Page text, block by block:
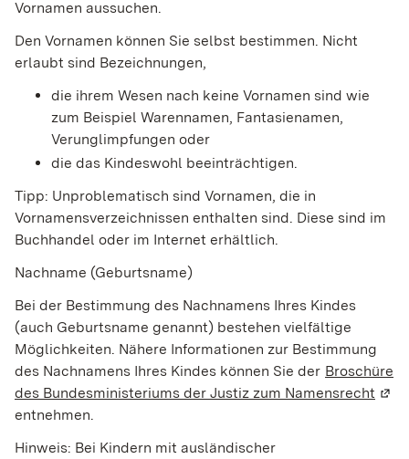
Vornamen aussuchen.
Den Vornamen können Sie selbst bestimmen. Nicht
erlaubt sind Bezeichnungen,
die ihrem Wesen nach keine Vornamen sind wie
zum Beispiel Warennamen, Fantasienamen,
Verunglimpfungen oder
die das Kindeswohl beeinträchtigen.
Tipp: Unproblematisch sind Vornamen, die in
Vornamensverzeichnissen enthalten sind. Diese sind im
Buchhandel oder im Internet erhältlich.
Nachname (Geburtsname)
Bei der Bestimmung des Nachnamens Ihres Kindes
(auch Geburtsname genannt) bestehen vielfältige
Möglichkeiten. Nähere Informationen zur Bestimmung
des Nachnamens Ihres Kindes können Sie der Broschüre
des Bundesministeriums der Justiz zum Namensrecht
entnehmen.
Hinweis: Bei Kindern mit ausländischer